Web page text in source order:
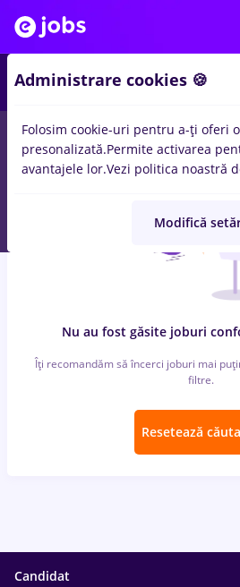
locuri de muncasef magazinin
Nu au fost găsite joburi
Îți recomandăm să încerci joburi mai
filtre.
Resetează
Candidat
Administrare cookies 🍪
Folosim cookie-uri pentru a-ți oferi
presonalizată.Permite activarea
avantajele lor.Vezi politica noastră
Modifică